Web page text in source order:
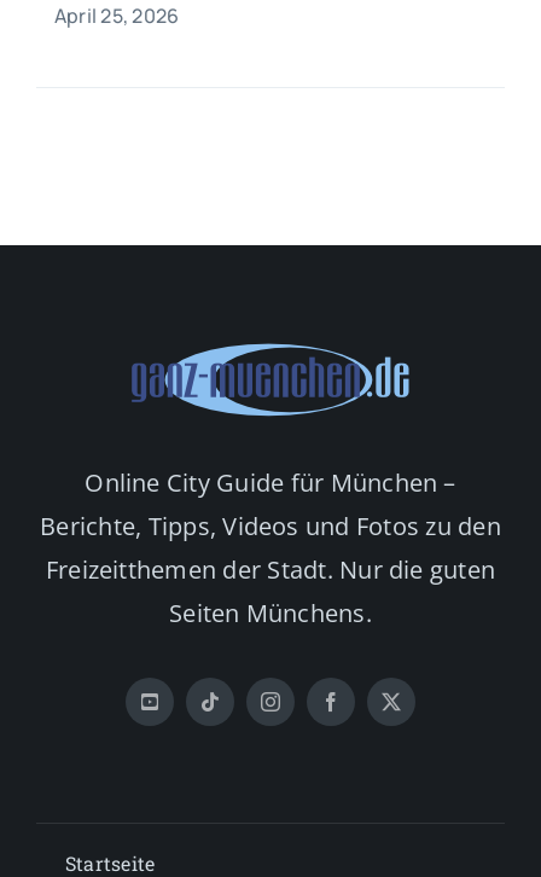
April 25, 2026
Online City Guide für München –
Berichte, Tipps, Videos und Fotos zu den
Freizeitthemen der Stadt. Nur die guten
Seiten Münchens.
Startseite